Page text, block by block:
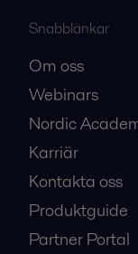
Snabblänkar
Om oss
Webinars
Nordic
Karriär
Kontakta oss
Produktguide
Partner Portal